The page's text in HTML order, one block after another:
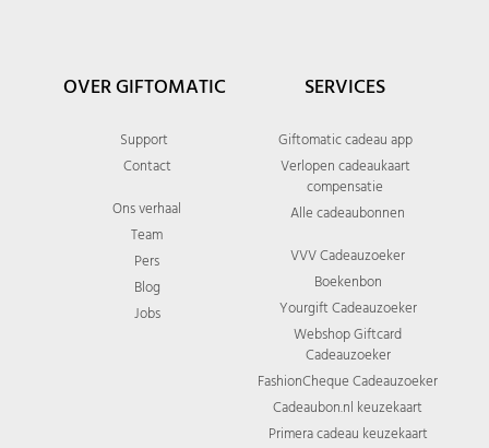
OVER GIFTOMATIC
Support
Contact
Ons verhaal
Team
Pers
Blog
Jobs
SERVICES
Giftomatic cadeau app
Verlopen cadeaukaart
compensatie
Alle cadeaubonnen
VVV Cadeauzoeker
Boekenbon
Yourgift Cadeauzoeker
Webshop Giftcard
Cadeauzoeker
FashionCheque Cadeauzoeker
Cadeaubon.nl keuzekaart
Primera cadeau keuzekaart